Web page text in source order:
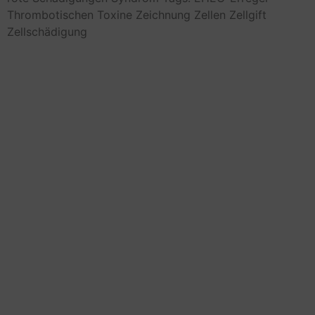
Thrombotischen Toxine Zeichnung Zellen Zellgift
Zellschädigung